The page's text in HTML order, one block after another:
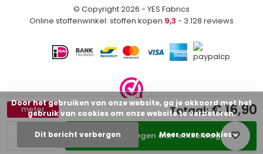
+
-
meter
Toevoegen aan winkelwagen
Totaal:€ 16,90
© Copyright 2026 - YES Fabrics
Online stoffenwinkel: stoffen kopen 9,3 - 3.128 reviews
Door het gebruiken van onze website, ga je akkoord met het
gebruik van cookies om onze website te verbeteren.
Dit bericht verbergen Meer over cookies »